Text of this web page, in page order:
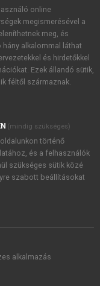
akcióiról.
újdonságairól,
tudomásul
a szotar.netés a
foglaltakat
online
megismerésével a
meg, és
alkalommal láthat
és hirdetőkkel
Ezek állandó sütik,
féltől származnak.
(mindig szükséges)
történő
és a felhasználók
szükséges sütik közé
szabott beállításokat
alkalmazás